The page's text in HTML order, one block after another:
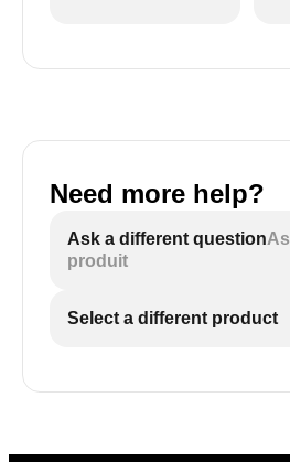
Need more help?
Ask a different question
produit
Select a different product